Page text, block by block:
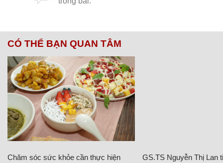
CÓ THỂ BẠN QUAN TÂM
Chăm sóc sức khỏe cần thực hiện
GS.TS Nguyễn Thị Lan